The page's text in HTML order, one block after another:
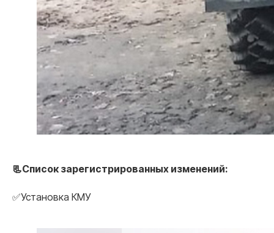
📃Список зарегистрированных изменений:
✅Установка КМУ